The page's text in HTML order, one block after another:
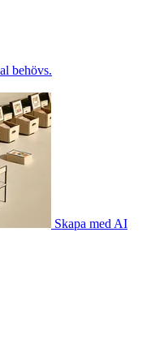
behövs.
Skapa med AI